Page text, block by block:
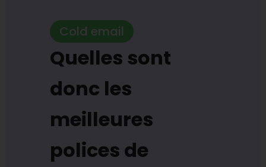
Cold email
Quelles sont
donc les
meilleures
polices de